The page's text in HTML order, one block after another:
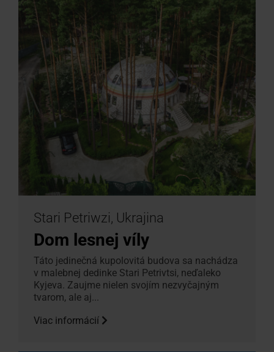
Stari Petriwzi, Ukrajina
Dom lesnej víly
Táto jedinečná kupolovitá budova sa nachádza
v malebnej dedinke Stari Petrivtsi, neďaleko
Kyjeva. Zaujme nielen svojím nezvyčajným
tvarom, ale aj...
Viac informácií